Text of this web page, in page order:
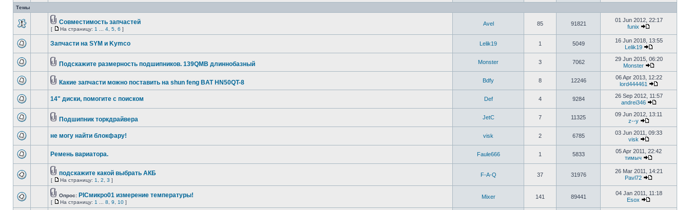
Темы
Совместимость запчастей
[ На страницу: 1 4 5 6 ]
Avel 85 91821
01 Jun 2012, 22:17
funix
Запчасти на SYM и Kymco Lelik19 1 5049
16 Jun 2018, 13:55
Lelik19
Подскажите размерность подшипников. 139QMB длиннобазный Monster 3 7062
29 Jun 2015, 06:20
Monster
Какие запчасти можно поставить на shun feng BAT HN50QT-8 Bdfy 8 12246
06 Apr 2013, 12:22
lord444461
14" диски, помогите с поиском Def 4 9284
26 Sep 2012, 11:57
andrei346
Подшипник торкдрайвера JetC 7 11325
09 Jun 2012, 13:11
z--y
не могу найти блокфару! visk 2 6785
03 Jun 2011, 09:33
visk
Ремень вариатора. Faule666 1 5833
05 Apr 2011, 22:42
тимыч
подскажите какой выбрать АКБ
[ На страницу: 1 2 3 ]
F-A-Q 37 31976
26 Mar 2011, 14:21
Pavl72
Опрос: PICмикро01 измерение температуры!
[ На страницу: 1 8 9 10 ]
Mixer 141 89441
04 Jan 2011, 11:18
Esox